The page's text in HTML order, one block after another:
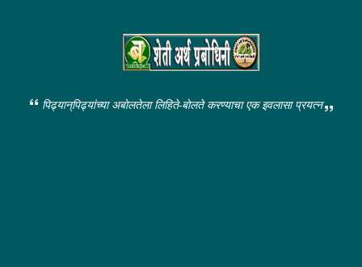
पिढ्यान्‌पिढ्यांच्या अबोलतेला लिहिते-बोलते करण्याचा एक इवलासा प्रयत्न